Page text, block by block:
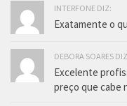
INTERFONE DIZ:
Exatamente o
DEBORA SOARES
Excelente
preço que cabe